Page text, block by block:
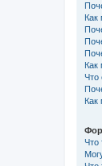
Как
Как
Что
Как
Что